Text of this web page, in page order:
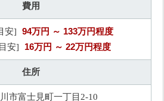
費用
安] 94万円 ～ 133万円程度
安] 16万円 ～ 22万円程度
住所
市富士見町一丁目2-10